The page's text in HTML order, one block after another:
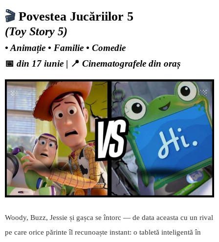
🎬 Povestea Jucăriilor 5
(Toy Story 5)
• Animație • Familie • Comedie
📅 din 17 iunie | 📍 Cinematografele din oraș
Woody, Buzz, Jessie și gașca se întorc — de data aceasta cu un rival
pe care orice părinte îl recunoaște instant: o tabletă inteligentă în